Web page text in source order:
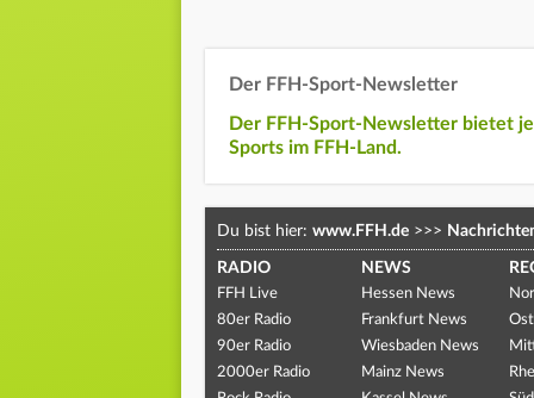
Der FFH-Sport-Newsletter
Der FFH-Sport-Newsletter bietet
Sports im FFH-Land.
Du bist hier: www.FFH.de >>>
RADIO
FFH Live
80er Radio
90er Radio
2000er Radio
NEWS
Hessen News
Frankfurt News
Wiesbaden News
Mainz News